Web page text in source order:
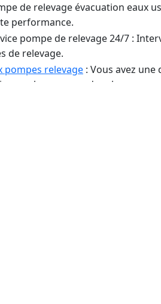
de relevage évacuation eaux
performance.
pompe de relevage 24/7 :
de relevage.
pompes relevage : Vous avez
pour les pompes de relevage.